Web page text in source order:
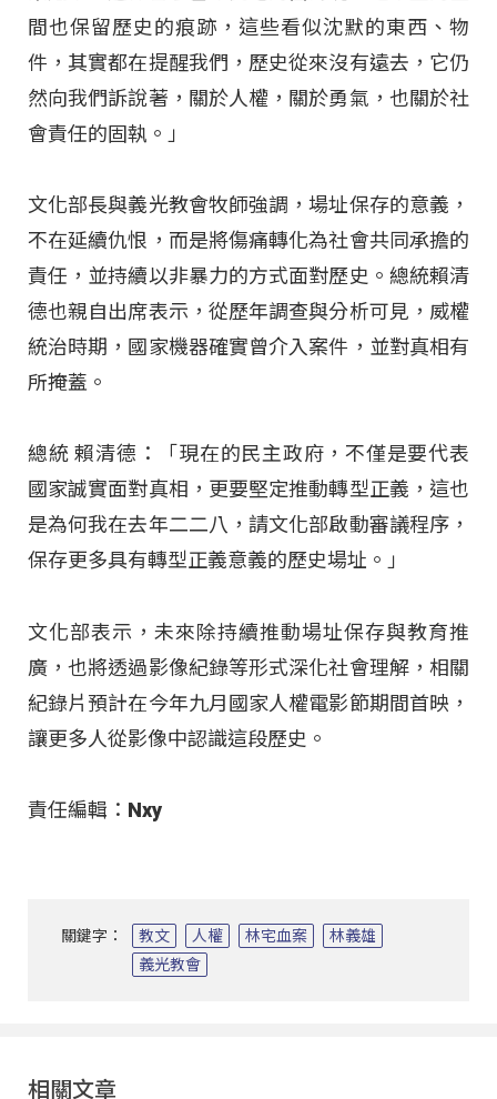
間也保留歷史的痕跡，這些看似沈默的東西、物
件，其實都在提醒我們，歷史從來沒有遠去，它仍
然向我們訴說著，關於人權，關於勇氣，也關於社
會責任的固執。」
文化部長與義光教會牧師強調，場址保存的意義，
不在延續仇恨，而是將傷痛轉化為社會共同承擔的
責任，並持續以非暴力的方式面對歷史。總統賴清
德也親自出席表示，從歷年調查與分析可見，威權
統治時期，國家機器確實曾介入案件，並對真相有
所掩蓋。
總統 賴清德：「現在的民主政府，不僅是要代表
國家誠實面對真相，更要堅定推動轉型正義，這也
是為何我在去年二二八，請文化部啟動審議程序，
保存更多具有轉型正義意義的歷史場址。」
文化部表示，未來除持續推動場址保存與教育推
廣，也將透過影像紀錄等形式深化社會理解，相關
紀錄片預計在今年九月國家人權電影節期間首映，
讓更多人從影像中認識這段歷史。
責任編輯：Nxy
關鍵字： 教文 人權 林宅血案
林義雄
義光教會
相關文章